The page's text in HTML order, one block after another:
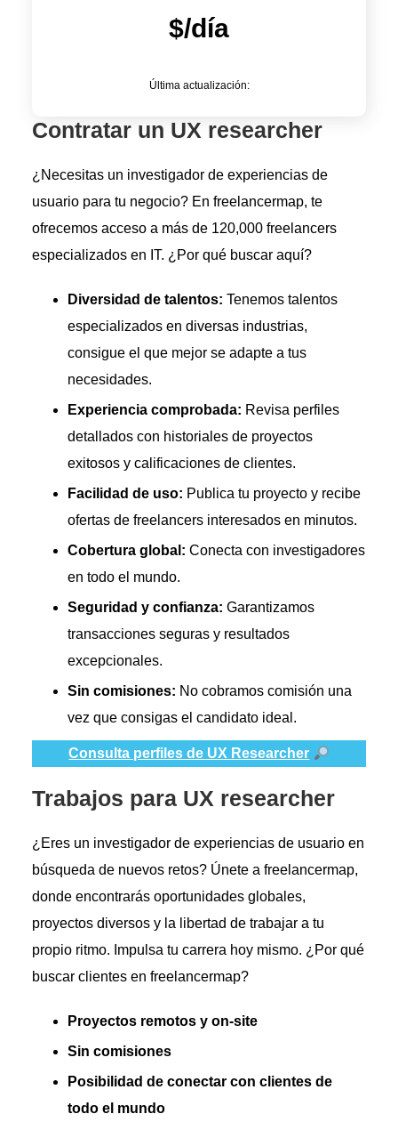
$/día
Última actualización:
Contratar un UX researcher
¿Necesitas un investigador de experiencias de
usuario para tu negocio? En freelancermap, te
ofrecemos acceso a más de 120,000 freelancers
especializados en IT. ¿Por qué buscar aquí?
Diversidad de talentos: Tenemos talentos
especializados en diversas industrias,
consigue el que mejor se adapte a tus
necesidades.
Experiencia comprobada: Revisa perfiles
detallados con historiales de proyectos
exitosos y calificaciones de clientes.
Facilidad de uso: Publica tu proyecto y recibe
ofertas de freelancers interesados en minutos.
Cobertura global: Conecta con investigadores
en todo el mundo.
Seguridad y confianza: Garantizamos
transacciones seguras y resultados
excepcionales.
Sin comisiones: No cobramos comisión una
vez que consigas el candidato ideal.
Consulta perfiles de UX Researcher
Trabajos para UX researcher
¿Eres un investigador de experiencias de usuario en
búsqueda de nuevos retos? Únete a freelancermap,
donde encontrarás oportunidades globales,
proyectos diversos y la libertad de trabajar a tu
propio ritmo. Impulsa tu carrera hoy mismo. ¿Por qué
buscar clientes en freelancermap?
Proyectos remotos y on-site
Sin comisiones
Posibilidad de conectar con clientes de
todo el mundo